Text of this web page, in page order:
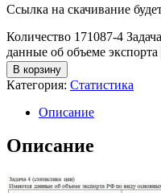
Ссылка на скачивание
Количество 171087-4
данные об объеме экспорта
В корзину
Категория: Статистика
Описание
Описание